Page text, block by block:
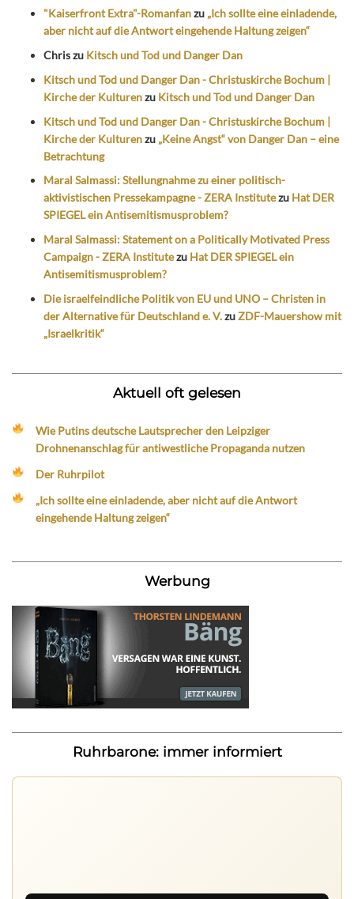
"Kaiserfront Extra"-Romanfanzu „Ich sollte eine einladende,
aber nicht auf die Antwort eingehende Haltung zeigen“
Chriszu Kitsch und Tod und Danger Dan
Kitsch und Tod und Danger Dan - Christuskirche Bochum |
Kirche der Kulturenzu Kitsch und Tod und Danger Dan
Kitsch und Tod und Danger Dan - Christuskirche Bochum |
Kirche der Kulturenzu „Keine Angst“ von Danger Dan – eine
Betrachtung
Maral Salmassi: Stellungnahme zu einer politisch-
aktivistischen Pressekampagne - ZERA Institutezu Hat DER
SPIEGEL ein Antisemitismusproblem?
Maral Salmassi: Statement on a Politically Motivated Press
Campaign - ZERA Institutezu Hat DER SPIEGEL ein
Antisemitismusproblem?
Die israelfeindliche Politik von EU und UNO – Christen in
der Alternative für Deutschland e. V.zuZDF-Mauershow mit
„Israelkritik“
Aktuell oft gelesen
Wie Putins deutsche Lautsprecher den Leipziger
Drohnenanschlag für antiwestliche Propaganda nutzen
Der Ruhrpilot
„Ich sollte eine einladende, aber nicht auf die Antwort
eingehende Haltung zeigen“
Werbung
Ruhrbarone: immer informiert